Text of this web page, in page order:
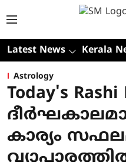
Latest News Kerala
Astrology
Today's Rashi
കാര്യം